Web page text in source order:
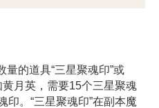
的道具“三星聚魂印”或
黄月英，需要15个三星聚魂
印。“三星聚魂印”在副本魔